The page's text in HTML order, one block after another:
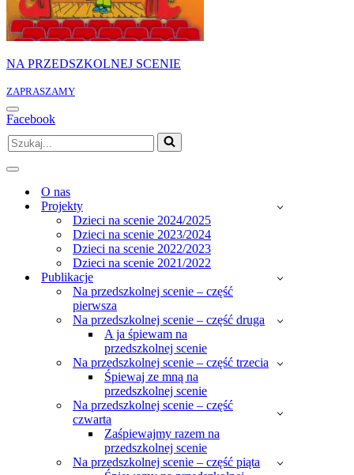
NA PRZEDSZKOLNEJ SCENIE
ZAPRASZAMY
Menu
nawigacji
Facebook
Szukaj...
Menu
nawigacjiO nas
Projekty
Dzieci na scenie 2024/2025
Dzieci na scenie 2023/2024
Dzieci na scenie 2022/2023
Dzieci na scenie 2021/2022
Publikacje
Na przedszkolnej scenie – część
pierwsza
Na przedszkolnej scenie – część druga
A ja śpiewam na
przedszkolnej scenie
Na przedszkolnej scenie – część trzecia
Śpiewaj ze mną na
przedszkolnej scenie
Na przedszkolnej scenie – część
czwarta
Zaśpiewajmy razem na
przedszkolnej scenie
Na przedszkolnej scenie – część piąta